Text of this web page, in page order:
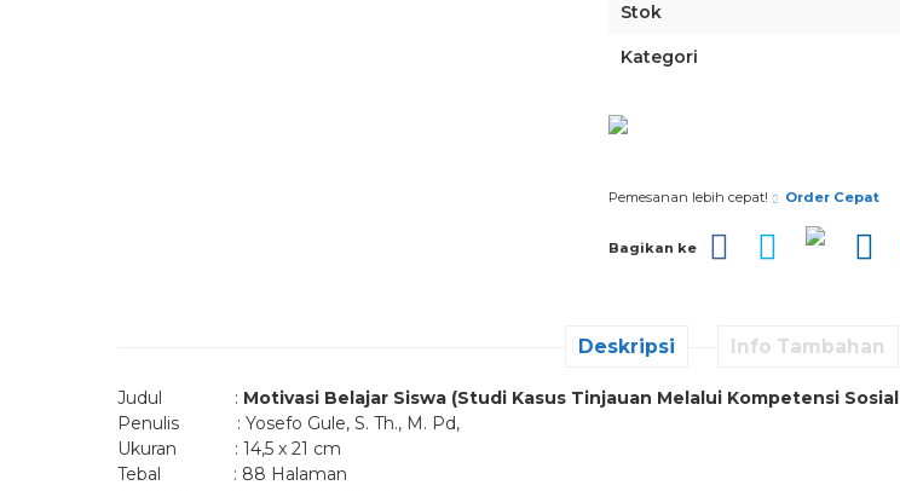
Stok
Kategori
Pemesanan lebih cepat! Order Cepat
Bagikan ke
Deskripsi Info Tambahan
Judul : Motivasi Belajar Siswa (Studi Kasus Tinjauan Melalui Kompetensi
Penulis : Yosefo Gule, S. Th., M. Pd,
Ukuran : 14,5 x 21 cm
Tebal : 88 Halaman